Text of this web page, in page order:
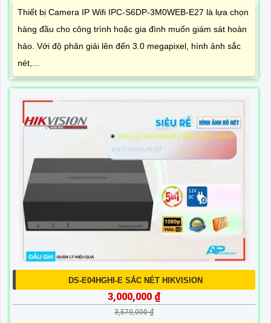
Thiết bị Camera IP Wifi IPC-S6DP-3M0WEB-E27 là lựa chọn
hàng đầu cho công trình hoặc gia đình muốn giám sát hoàn
hảo. Với độ phân giải lên đến 3.0 megapixel, hình ảnh sắc
nét,...
DS-E04HGHI-E SẮC NÉT HIKVISION
3,000,000 ₫
3,570,000 ₫